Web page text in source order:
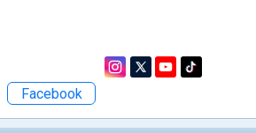
Facebook